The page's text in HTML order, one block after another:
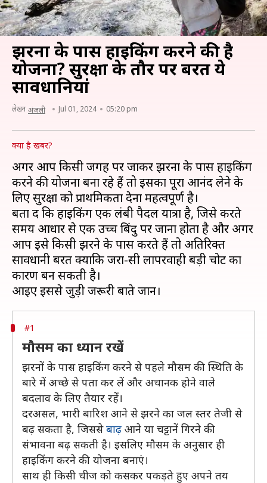
झरनों के पास हाइकिंग करने की है
योजना? सुरक्षा के तौर पर बरतें ये
सावधानियां
लेखन अंजली Jul 01, 2024 05:20 pm
क्या है खबर?
अगर आप किसी जगह पर जाकर झरनों के पास हाइकिंग
करने की योजना बना रहे हैं तो इसका पूरा आनंद लेने के
लिए सुरक्षा को प्राथमिकता देना महत्वपूर्ण है।
बता दें कि हाइकिंग एक लंबी पैदल यात्रा है, जिसे करते
समय आधार से एक उच्च बिंदु पर जाना होता है और अगर
आप इसे किसी झरने के पास करते हैं तो अतिरिक्त
सावधानी बरतें क्योंकि जरा-सी लापरवाही बड़ी चोट का
कारण बन सकती है।
#1
मौसम का ध्यान रखें
झरनों के पास हाइकिंग करने से पहले मौसम की स्थिति के
बारे में अच्छे से पता कर लें और अचानक होने वाले
बदलाव के लिए तैयार रहें।
दरअसल, भारी बारिश आने से झरने का जल स्तर तेजी से
बढ़ सकता है, जिससेबाढ़ आने या चट्टानें गिरने की
संभावना बढ़ सकती है। इसलिए मौसम के अनुसार ही
हाइकिंग करने की योजना बनाएं।
साथ ही किसी चीज को कसकर पकड़ते हुए अपने तय